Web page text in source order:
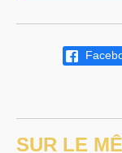
SUR LE